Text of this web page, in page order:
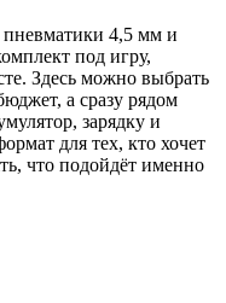
4,5 мм и
под игру,
Здесь можно выбрать
а сразу рядом
зарядку и
для тех, кто хочет
что подойдёт именно